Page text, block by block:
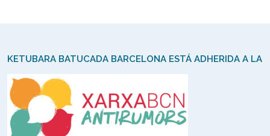
KETUBARA BATUCADA BARCELONA ESTÁ ADHERIDA A LA